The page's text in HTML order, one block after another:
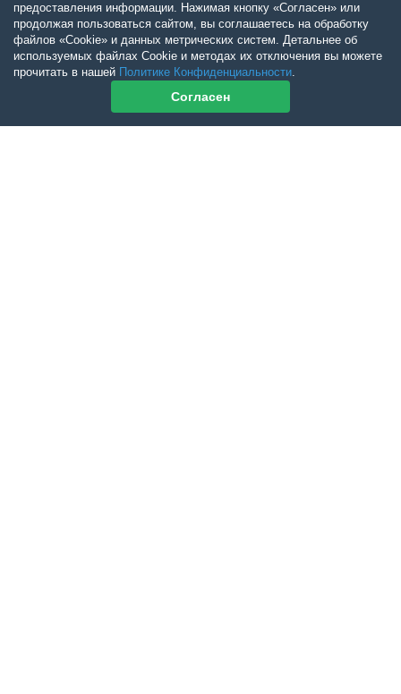
предоставления информации. Нажимая кнопку «Согласен» или
продолжая пользоваться сайтом, вы соглашаетесь на обработку
файлов «Cookie» и данных метрических систем. Детальнее об
используемых файлах Cookie и методах их отключения вы можете
прочитать в нашей Политике Конфиденциальности.
Согласен